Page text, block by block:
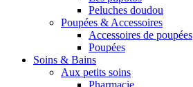
Peluches doudou
Poupées & Accessoires
Accessoires de poupées
Poupées
Soins & Bains
Aux petits soins
Pharmacie